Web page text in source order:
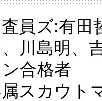
員ズ:有田
川島明、
合格者
スカウト